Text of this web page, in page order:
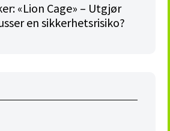
«Lion Cage» – Utgjør
en sikkerhetsrisiko?